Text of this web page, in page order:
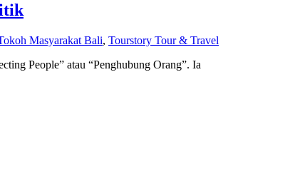
Masyarakat Bali, Tourstory Tour & Travel
People” atau “Penghubung Orang”. Ia